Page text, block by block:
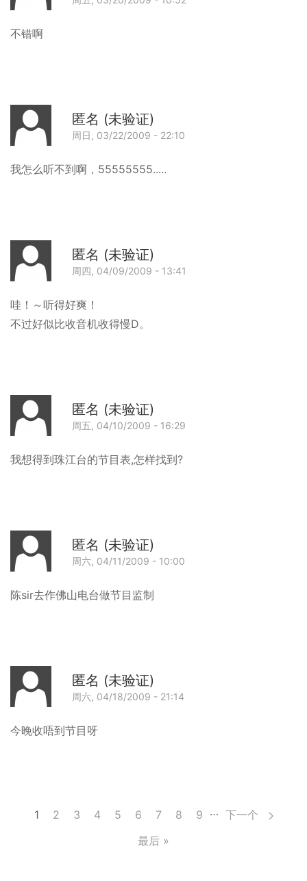
不错啊
匿名 (未验证)
周日, 03/22/2009 - 22:10
我怎么听不到啊，55555555.....
匿名 (未验证)
周四, 04/09/2009 - 13:41
哇！～听得好爽！
不过好似比收音机收得慢D。
匿名 (未验证)
周五, 04/10/2009 - 16:29
我想得到珠江台的节目表,怎样找到?
匿名 (未验证)
周六, 04/11/2009 - 10:00
陈sir去作佛山电台做节目监制
匿名 (未验证)
周六, 04/18/2009 - 21:14
今晚收唔到节目呀
1 Page
2 Page
3 Page
4 Page
5 Page
6 Page
7 Page
8 Page
9 … 下一个
最后 »